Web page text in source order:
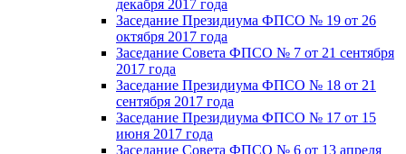
декабря 2017 года
Заседание Президиума ФПСО № 19 от 26
октября 2017 года
Заседание Совета ФПСО № 7 от 21 сентября
2017 года
Заседание Президиума ФПСО № 18 от 21
сентября 2017 года
Заседание Президиума ФПСО № 17 от 15
июня 2017 года
Заседание Совета ФПСО № 6 от 13 апреля